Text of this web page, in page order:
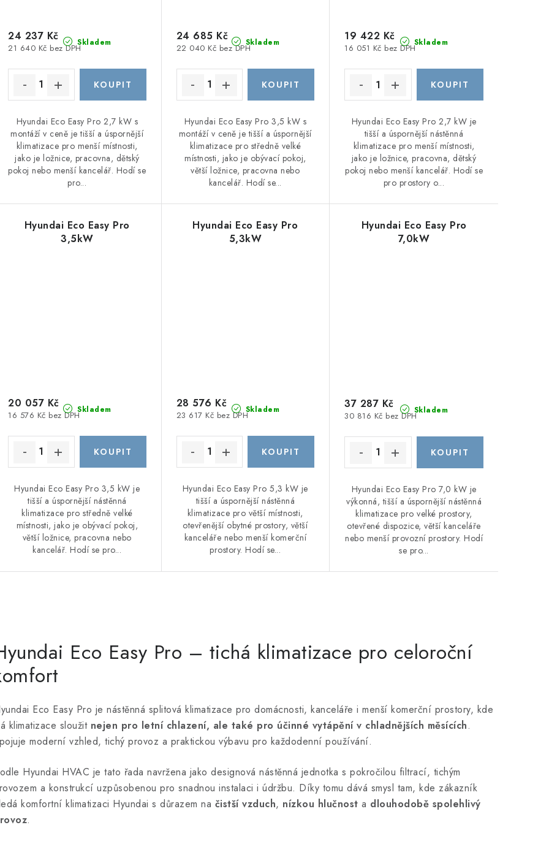
k
t
ů
Skladem
21 640 Kč bez DPH
24 237 Kč
Hyundai Eco Easy Pro 2,7 kW s
montáží v ceně je tišší a úspornější
klimatizace pro menší místnosti,
jako je ložnice, pracovna, dětský
pokoj nebo menší kancelář. Hodí se
pro...
Skladem
22 040 Kč bez DPH
24 685 Kč
Hyundai Eco Easy Pro 3,5 kW s
montáží v ceně je tišší a úspornější
klimatizace pro středně velké
místnosti, jako je obývací pokoj,
větší ložnice, pracovna nebo
kancelář. Hodí se...
Skladem
16 051 Kč bez DPH
19 422 Kč
Hyundai Eco Easy Pro 2,7 kW je
tišší a úspornější nástěnná
klimatizace pro menší místnosti,
jako je ložnice, pracovna, dětský
pokoj nebo menší kancelář. Hodí se
pro prostory o...
Hyundai Eco Easy Pro
3,5kW
Skladem
16 576 Kč bez DPH
20 057 Kč
Hyundai Eco Easy Pro 3,5 kW je
tišší a úspornější nástěnná
klimatizace pro středně velké
místnosti, jako je obývací pokoj,
větší ložnice, pracovna nebo
kancelář. Hodí se pro...
Hyundai Eco Easy Pro
5,3kW
Skladem
23 617 Kč bez DPH
28 576 Kč
Hyundai Eco Easy Pro 5,3 kW je
tišší a úspornější nástěnná
klimatizace pro větší místnosti,
otevřenější obytné prostory, větší
kanceláře nebo menší komerční
prostory. Hodí se...
Hyundai Eco Easy Pro
7,0kW
Skladem
30 816 Kč bez DPH
37 287 Kč
Hyundai Eco Easy Pro 7,0 kW je
výkonná, tišší a úspornější nástěnná
klimatizace pro velké prostory,
otevřené dispozice, větší kanceláře
nebo menší provozní prostory. Hodí
se pro...
Eco Easy Pro – tichá klimatizace pro celoroční
Eco Easy Pro je nástěnná splitová klimatizace pro domácnosti, kanceláře i menší komerční prostory, kde
klimatizace sloužit nejen pro letní chlazení, ale také pro účinné vytápění v chladnějších měsících.
moderní vzhled, tichý provoz a praktickou výbavu pro každodenní používání.
Hyundai HVAC je tato řada navržena jako designová nástěnná jednotka s pokročilou filtrací, tichým
a konstrukcí uzpůsobenou pro snadnou instalaci i údržbu. Díky tomu dává smysl tam, kde zákazník
komfortní klimatizaci Hyundai s důrazem na čistší vzduch, nízkou hlučnost a dlouhodobě spolehlivý
.